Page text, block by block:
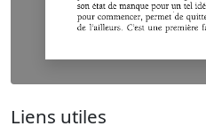
Liens utiles